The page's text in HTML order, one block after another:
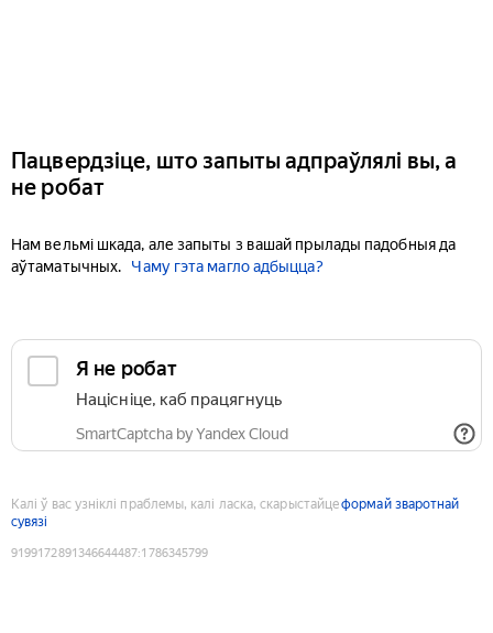
Пацвердзіце, што запыты адпраўлялі вы, а
не робат
Нам вельмі шкада, але запыты з вашай прылады падобныя да
аўтаматычных.
Чаму гэта магло адбыцца?
Я не робат
Націсніце, каб працягнуць
SmartCaptcha by Yandex Cloud
Калі ў вас узніклі праблемы, калі ласка, скарыстайцеформай зваротнай
сувязі
9199172891346644487:1786345799